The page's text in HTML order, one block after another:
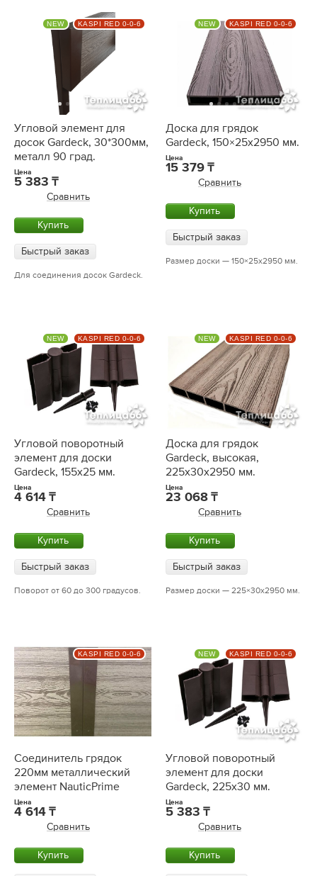
Угловой элемент для
досок Gardeck, 30*300мм,
металл 90 град.
Цена
5 383
Сравнить
Купить
Быстрый заказ
Для соединения досок Gardeck.
NEW KASPI RED 0-0-6
Доска для грядок
Gardeck, 150×25х2950 мм.
Цена
15 379
Сравнить
Купить
Быстрый заказ
Размер доски — 150×25х2950 мм.
NEW KASPI RED 0-0-6
Угловой поворотный
элемент для доски
Gardeck, 155x25 мм.
Цена
4 614
Сравнить
Купить
Быстрый заказ
Поворот от 60 до 300 градусов.
NEW KASPI RED 0-0-6
Доска для грядок
Gardeck, высокая,
225x30х2950 мм.
Цена
23 068
Сравнить
Купить
Быстрый заказ
Размер доски — 225×30х2950 мм.
NEW KASPI RED 0-0-6
Соединитель грядок
220мм металлический
элемент NauticPrime
Цена
4 614
Сравнить
Купить
KASPI RED 0-0-6
Угловой поворотный
элемент для доски
Gardeck, 225x30 мм.
Цена
5 383
Сравнить
Купить
NEW KASPI RED 0-0-6